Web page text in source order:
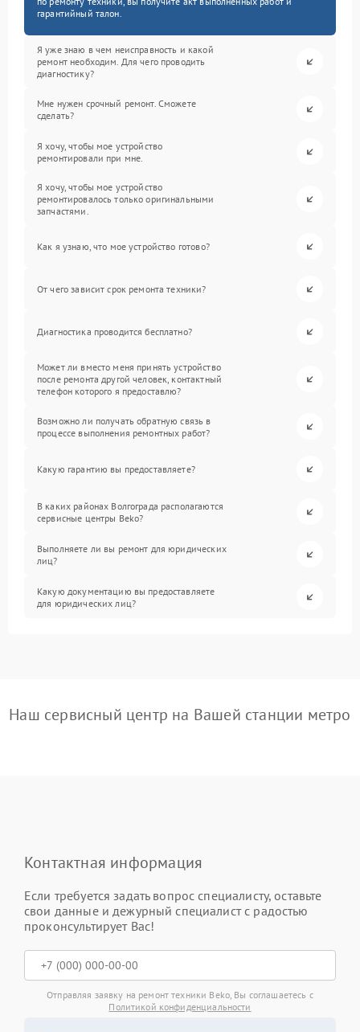
гарантийный талон.
Я уже знаю в чем неисправность и какой
ремонт необходим. Для чего проводить
диагностику?
Мне нужен срочный ремонт. Сможете
сделать?
Я хочу, чтобы мое устройство
ремонтировали при мне.
Я хочу, чтобы мое устройство
ремонтировалось только оригинальными
запчастями.
Как я узнаю, что мое устройство готово?
От чего зависит срок ремонта техники?
Диагностика проводится бесплатно?
Может ли вместо меня принять устройство
после ремонта другой человек, контактный
телефон которого я предоставлю?
Возможно ли получать обратную связь в
процессе выполнения ремонтных работ?
Какую гарантию вы предоставляете?
В каких районах Волгограда располагаются
сервисные центры Beko?
Выполняете ли вы ремонт для юридических
лиц?
Какую документацию вы предоставляете
для юридических лиц?
Наш сервисный центр на Вашей станции метро
Контактная информация
Если требуется задать вопрос специалисту, оставьте
свои данные и дежурный специалист с радостью
проконсультирует Вас!
Отправляя заявку на ремонт техники Beko, Вы соглашаетесь с
Политикой конфиденциальности